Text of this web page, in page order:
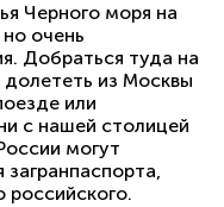
Черного моря на
очень
Добраться туда на
из Москвы
или
с нашей столицей
могут